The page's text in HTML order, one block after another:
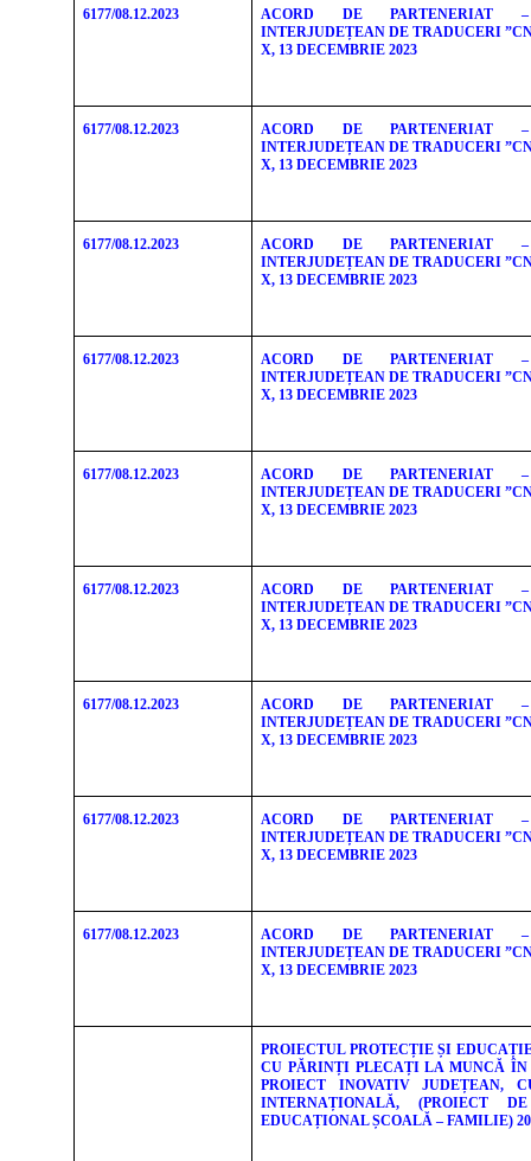
6177/08.12.2023
ACORD DE PARTENERIAT –
INTERJUDEȚEAN DE TRADUCERI
X, 13 DECEMBRIE 2023
6177/08.12.2023
ACORD DE PARTENERIAT –
INTERJUDEȚEAN DE TRADUCERI
X, 13 DECEMBRIE 2023
6177/08.12.2023
ACORD DE PARTENERIAT –
INTERJUDEȚEAN DE TRADUCERI
X, 13 DECEMBRIE 2023
6177/08.12.2023
ACORD DE PARTENERIAT –
INTERJUDEȚEAN DE TRADUCERI
X, 13 DECEMBRIE 2023
6177/08.12.2023
ACORD DE PARTENERIAT –
INTERJUDEȚEAN DE TRADUCERI
X, 13 DECEMBRIE 2023
6177/08.12.2023
ACORD DE PARTENERIAT –
INTERJUDEȚEAN DE TRADUCERI
X, 13 DECEMBRIE 2023
6177/08.12.2023
ACORD DE PARTENERIAT –
INTERJUDEȚEAN DE TRADUCERI
X, 13 DECEMBRIE 2023
6177/08.12.2023
ACORD DE PARTENERIAT –
INTERJUDEȚEAN DE TRADUCERI
X, 13 DECEMBRIE 2023
6177/08.12.2023
ACORD DE PARTENERIAT –
INTERJUDEȚEAN DE TRADUCERI
X, 13 DECEMBRIE 2023
PROIECTUL PROTECȚIE ȘI
CU PĂRINȚI PLECAȚI LA MUNCĂ ÎN
PROIECT INOVATIV JUDEȚEAN,
INTERNAȚIONALĂ, (PROIECT
EDUCAȚIONAL ȘCOALĂ – FAMILIE)